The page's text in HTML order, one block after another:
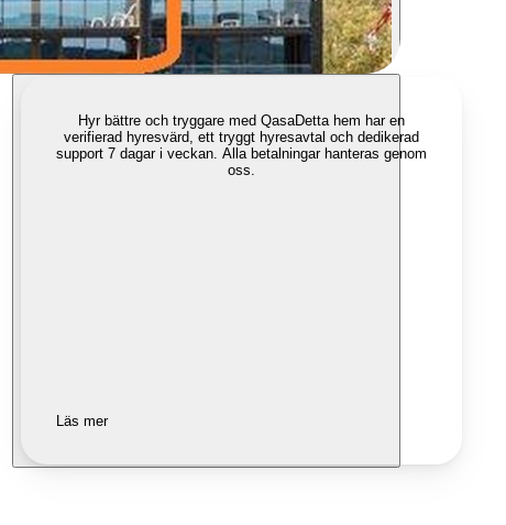
Hyr bättre och tryggare med QasaDetta hem har en
verifierad hyresvärd, ett tryggt hyresavtal och dedikerad
support 7 dagar i veckan. Alla betalningar hanteras genom
oss.
Läs mer